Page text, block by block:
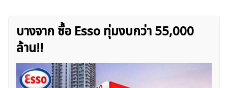
บางจาก ซื้อ Esso ทุ่มงบกว่า 55,000
ล้าน!!